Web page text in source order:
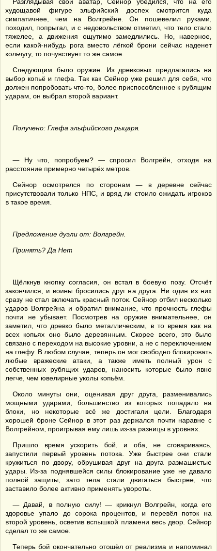
худощавой фигуре эльфийский доспех смотрится куда
симпатичнее, чем на Волгрейне. Он пошевелил руками,
походил, попрыгал, и с недовольством отметил, что тело стало
тяжелее, а движения ощутимо замедлились. Но, наверное,
если какой-нибудь рога вместо лёгкой брони сейчас наденет
кольчугу, то почувствует то же самое.
Следующим было оружие. Из древковых предлагались на
выбор копьё и глефа. Так как Сейнор уже решил для себя, что
должен попробовать что-то, более приспособленное к рубящим
ударам, он выбрал второй вариант.
Получено: Глефа эльфийского рыцаря.
— Ну что, попробуем? — спросил Волгрейн, отходя на
расстояние примерно четырёх метров.
Сейнор осмотрелся по сторонам — в деревне сейчас
присутствовали только НПС, и вряд ли стоило ожидать игроков
в такое время.
Предложение дуэли от: Волгрейн.
Принять? Да Нет
Щёлкнув кнопку согласия, он встал в боевую позу. Отсчёт
закончился, и воины бросились друг на друга. Ни один из них
сразу не стал включать красный поток. Сейнор отбил несколько
ударов Волгрейна и обратил внимание, что прочность глефы
почти не убывает. Посмотрев на оружие внимательнее, он
заметил, что древко было металлическим, в то время как на
всех копьях оно было деревянным. Скорее всего, это было
связано с переходом на высокие уровни, а не с переключением
на глефу. В любом случае, теперь он мог свободно блокировать
любые вражеские атаки, а также иметь полный урон с
собственных рубящих ударов, наносить которые было явно
легче, чем ювелирные уколы копьём.
Около минуты они, оценивая друг друга, разменивались
мощными ударами, большинство из которых попадало на
блоки, но некоторые всё же достигали цели. Благодаря
хорошей броне Сейнор в этот раз держался почти наравне с
Волгрейном, проигрывая ему лишь из-за разницы в уровнях.
Пришло время ускорить бой, и оба, не сговариваясь,
запустили первый уровень потока. Уже быстрее они стали
кружиться по двору, обрушивая друг на друга размашистые
удары. Из-за поднявшейся силы блокирование уже не давало
полной защиты, зато тела стали двигаться быстрее, что
заставило более активно применять увороты.
— Давай, в полную силу! — крикнул Волгрейн, когда его
здоровье упало до сорока процентов, и перевёл поток на
второй уровень, осветив вспышкой пламени весь двор. Сейнор
сделал то же самое.
Теперь бой окончательно отошёл от реализма и напоминал